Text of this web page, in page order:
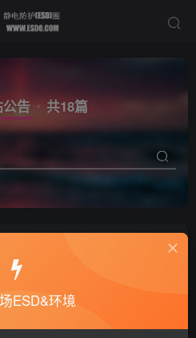
告 共18篇
ESD&环境